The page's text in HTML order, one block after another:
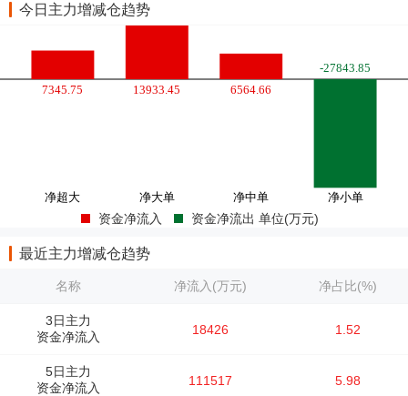
今日主力增减仓趋势
资金净流入 资金净流出 单位(万元)
最近主力增减仓趋势
名称 净流入(万元) 净占比(%)
3日主力
资金净流入
18426 1.52
5日主力
资金净流入
111517 5.98